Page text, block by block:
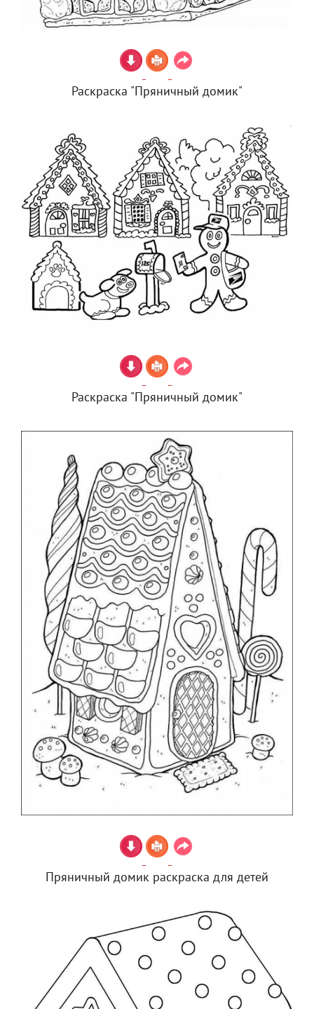
Раскраска "Пряничный домик"
Раскраска "Пряничный домик"
Пряничный домик раскраска для детей